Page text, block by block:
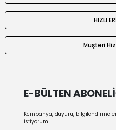
HIZLI
Müşteri
E-BÜLTEN
Kampanya, duyuru,
istiyorum.